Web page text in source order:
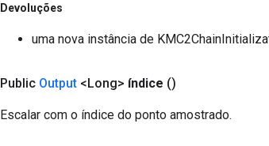
Devoluções
uma nova instância de
Public Output <Long> índice ()
Escalar com o índice do ponto amostrado.